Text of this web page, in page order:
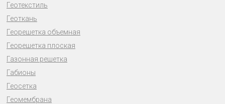
Геотекстиль
Геоткань
Георешетка объемная
Георешетка плоская
Газонная решетка
Габионы
Геосетка
Геомембрана